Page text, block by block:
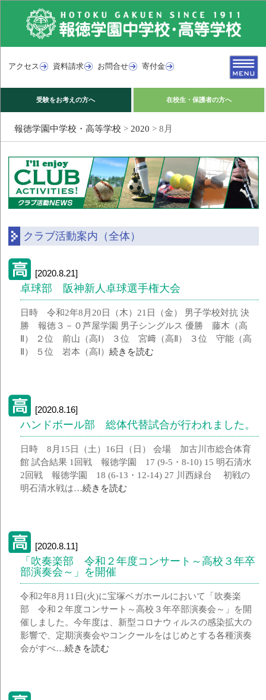
アクセス 資料請求 お問合せ 寄付金
受験をお考えの方へ 在校生・保護者の方へ
報徳学園中学校・高等学校 > 2020 > 8月
クラブ活動案内（全体）
[2020.8.21]
卓球部 阪神新人卓球選手権大会
日時 令和2年8月20日（木）21日（金） 男子学校対抗 決
勝 報徳３－０芦屋学園 男子シングルス 優勝 藤木（高
Ⅱ） ２位 前山（高Ⅰ） ３位 宮﨑（高Ⅱ） ３位 守能（高
Ⅱ） ５位 岩本（高Ⅰ）続きを読む
[2020.8.16]
ハンドボール部 総体代替試合が行われました。
日時 8月15日（土）16日（日） 会場 加古川市総合体育
館 試合結果 1回戦 報徳学園 17 (9-5・8-10) 15 明石清水
2回戦 報徳学園 18 (6-13・12-14) 27 川西緑台 初戦の
明石清水戦は…続きを読む
[2020.8.11]
「吹奏楽部 令和２年度コンサート～高校３年卒
部演奏会～」を開催
令和2年8月11日(火)に宝塚ベガホールにおいて「吹奏楽
部 令和２年度コンサート～高校３年卒部演奏会～」を開
催しました。今年度は、新型コロナウィルスの感染拡大の
影響で、定期演奏会やコンクールをはじめとする各種演奏
会がすべ…続きを読む